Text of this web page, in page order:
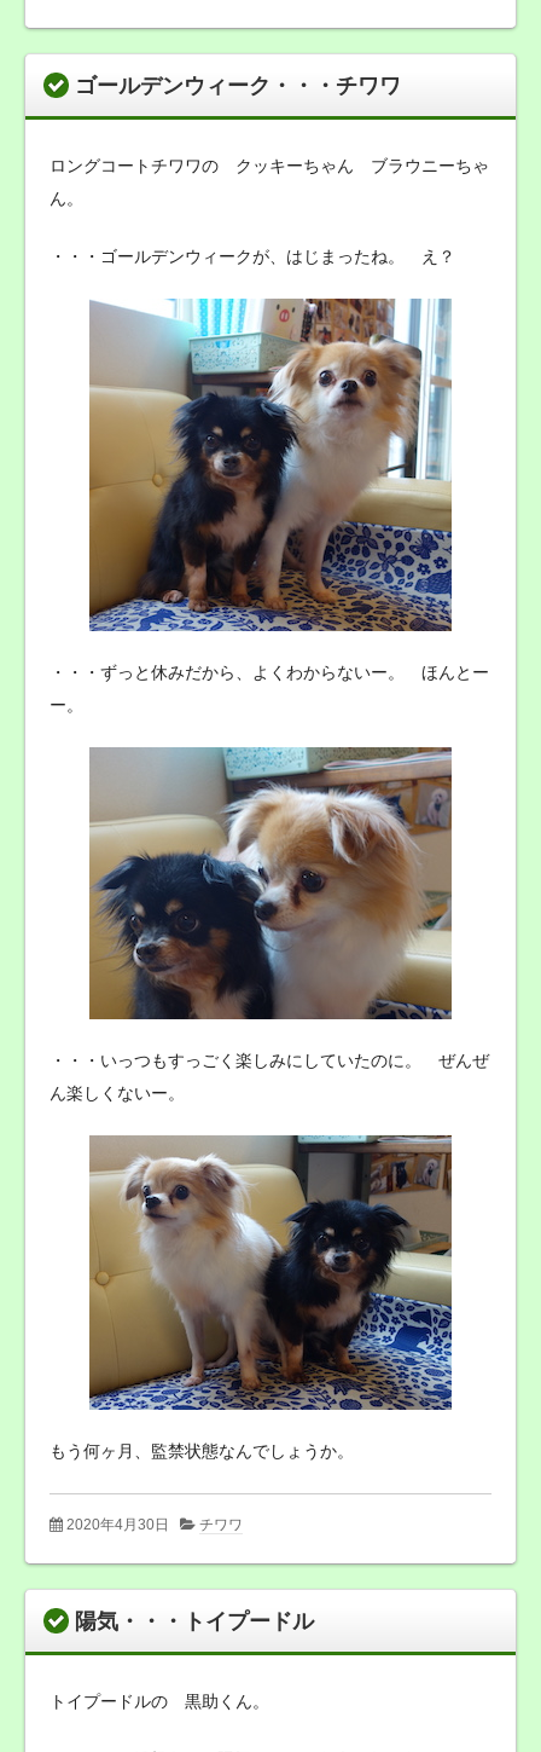
ゴールデンウィーク・・・チワワ
ロングコートチワワの クッキーちゃん ブラウニーちゃ
ん。
・・・ゴールデンウィークが、はじまったね。 え？
・・・ずっと休みだから、よくわからないー。 ほんとー
ー。
・・・いっつもすっごく楽しみにしていたのに。 ぜんぜ
ん楽しくないー。
もう何ヶ月、監禁状態なんでしょうか。
2020年4月30日 チワワ
陽気・・・トイプードル
トイプードルの 黒助くん。